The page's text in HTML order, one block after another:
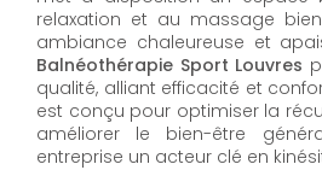
relaxation et au massage
ambiance chaleureuse et
Balnéothérapie Sport Louvres
qualité, alliant efficacité et
est conçu pour optimiser la
améliorer le bien-être
entreprise un acteur clé en